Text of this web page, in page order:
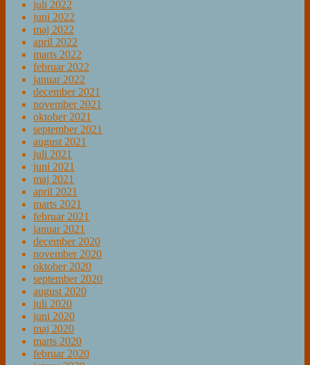
juli 2022
juni 2022
maj 2022
april 2022
marts 2022
februar 2022
januar 2022
december 2021
november 2021
oktober 2021
september 2021
august 2021
juli 2021
juni 2021
maj 2021
april 2021
marts 2021
februar 2021
januar 2021
december 2020
november 2020
oktober 2020
september 2020
august 2020
juli 2020
juni 2020
maj 2020
marts 2020
februar 2020